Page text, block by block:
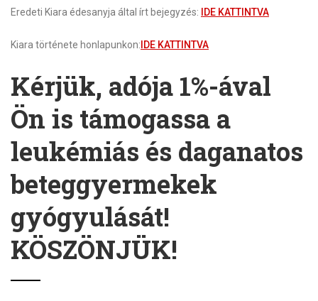
Eredeti Kiara édesanyja által írt bejegyzés: IDE KATTINTVA
Kiara története honlapunkon: IDE KATTINTVA
Kérjük, adója 1%-ával
Ön is támogassa a
leukémiás és daganatos
beteggyermekek
gyógyulását!
KÖSZÖNJÜK!